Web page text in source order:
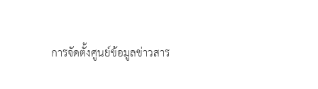
การจัดตั้งศูนย์ข้อมูลข่าวสาร